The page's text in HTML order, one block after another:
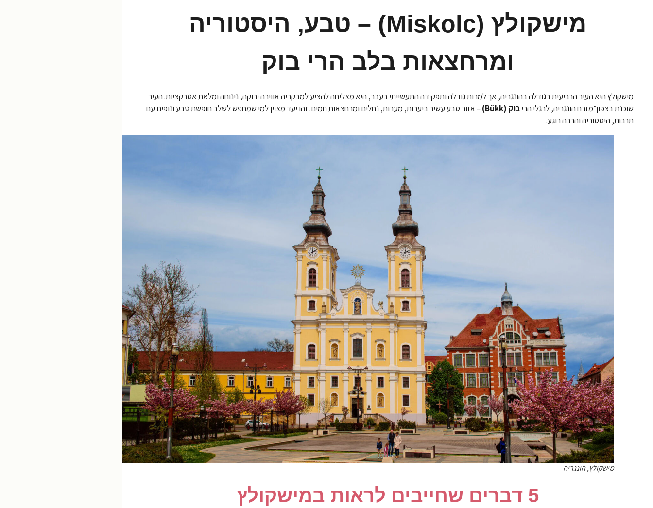
מישקולץ (Miskolc) – טבע, היסטוריה
ומרחצאות בלב הרי בוק
מישקולץ היא העיר הרביעית בגודלה בהונגריה, אך למרות גודלה ותפקידה התעשייתי בעבר, היא מצליחה להציע למבקריה אווירה ירוקה, נינוחה ומלאת אטרקציות. העיר
שוכנת בצפון־מזרח הונגריה, לרגלי הריבוק (Bükk)
– אזור טבע עשיר ביערות, מערות, נחלים ומרחצאות חמים. זהו יעד מצוין למי שמחפש לשלב חופשת טבע ונופים עם
תרבות, היסטוריה והרבה רוגע.
מישקולץ, הונגריה
5 דברים שחייבים לראות במישקולץ